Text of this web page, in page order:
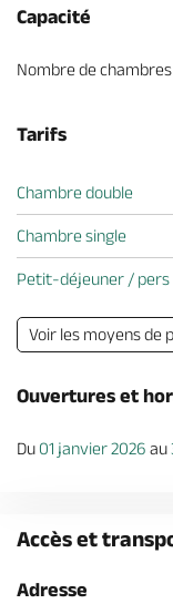
Capacité
Nombre de chambres
Tarifs
Chambre double
Chambre single
Petit-déjeuner / pers
Voir les moyens de
Ouvertures et
Du 01 janvier 2026 au
Accès et
Adresse